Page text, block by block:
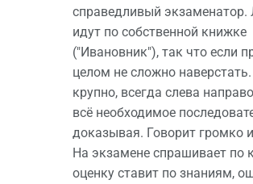
справедливый экзаменатор.
идут по собственной книжке
("Ивановник"), так что если
целом не сложно
крупно, всегда слева
всё необходимое
доказывая. Говорит громко
На экзамене спрашивает по
оценку ставит по знаниям,